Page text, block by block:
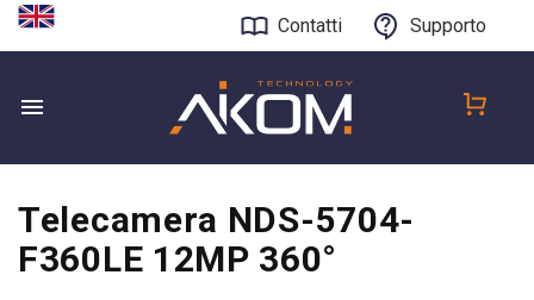
Contatti Supporto
Telecamera NDS-5704-
F360LE 12MP 360°